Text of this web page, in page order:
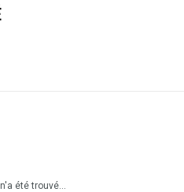
été trouvé...